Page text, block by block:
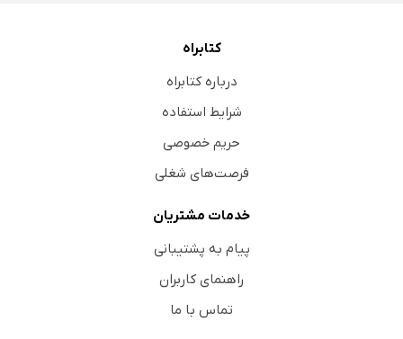
کتابراه
درباره کتابراه
شرایط استفاده
حریم خصوصی
فرصت‌های شغلی
خدمات مشتریان
پیام به پشتیبانی
راهنمای کاربران
تماس با ما